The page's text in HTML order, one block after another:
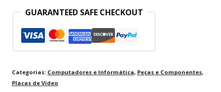
-
65SQL8DS66E6
quantidade
GUARANTEED SAFE CHECKOUT
Categorias: Computadores e Informática, Peças e Componentes,
Placas de Vídeo